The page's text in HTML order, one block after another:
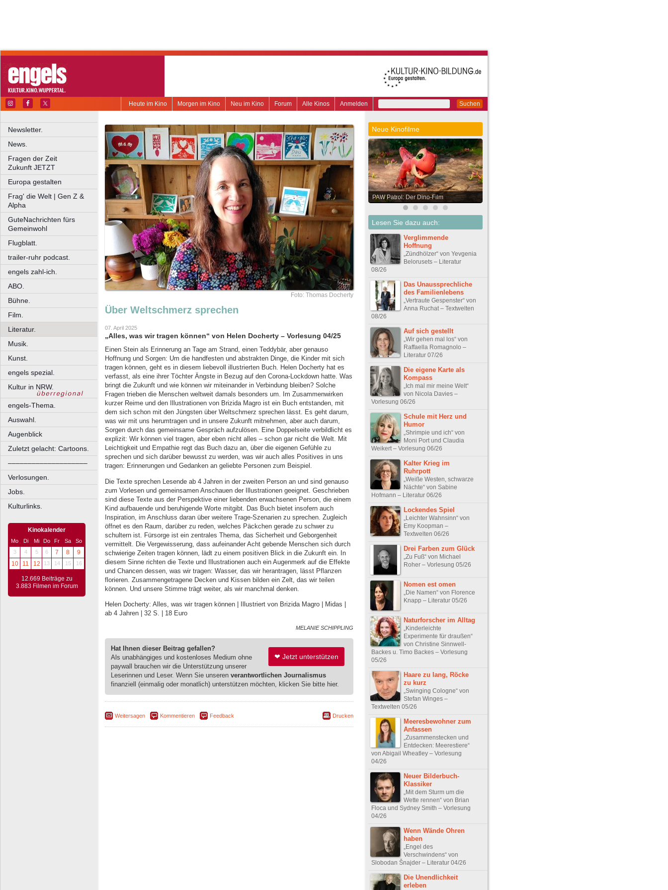
Suchen
Anmelden
Alle Kinos
Forum
Neu im Kino
Morgen im Kino
Heute im Kino
Newsletter.
News.
Fragen der Zeit
Zukunft JETZT
Europa gestalten
Frag' die Welt | Gen Z &
Alpha
GuteNachrichten fürs
Gemeinwohl
Flugblatt.
trailer-ruhr podcast.
engels zahl-ich.
ABO.
Bühne.
Film.
Literatur.
Musik.
Kunst.
engels spezial.
Kultur in NRW.
engels-Thema.
Auswahl.
Augenblick
Zuletzt gelacht: Cartoons.
––––––––––––––––––––
Verlosungen.
Jobs.
Kulturlinks.
Kinokalender
Mo Di Mi Do Fr Sa
So
3
4 5 6 7 8
9
10
11 12 13 14 15 16
12.669 Beiträge zu
3.883 Filmen im Forum
Foto: Thomas Docherty
Über Weltschmerz sprechen
07. April 2025
„Alles, was wir tragen können“ von Helen Docherty – Vorlesung 04/25
Einen Stein als Erinnerung an Tage am Strand, einen Teddybär, aber genauso
Hoffnung und Sorgen: Um die handfesten und abstrakten Dinge, die Kinder mit sich
tragen können, geht es in diesem liebevoll illustrierten Buch. Helen Docherty hat es
verfasst, als eine ihrer Töchter Ängste in Bezug auf den Corona-Lockdown hatte. Was
bringt die Zukunft und wie können wir miteinander in Verbindung bleiben? Solche
Fragen trieben die Menschen weltweit damals besonders um. Im Zusammenwirken
kurzer Reime und den Illustrationen von Brizida Magro ist ein Buch entstanden, mit
dem sich schon mit den Jüngsten über Weltschmerz sprechen lässt. Es geht darum,
was wir mit uns herumtragen und in unsere Zukunft mitnehmen, aber auch darum,
Sorgen durch das gemeinsame Gespräch aufzulösen. Eine Doppelseite verbildlicht es
explizit: Wir können viel tragen, aber eben nicht alles – schon gar nicht die Welt. Mit
Leichtigkeit und Empathie regt das Buch dazu an, über die eigenen Gefühle zu
sprechen und sich darüber bewusst zu werden, was wir auch alles Positives in uns
tragen: Erinnerungen und Gedanken an geliebte Personen zum Beispiel.
Die Texte sprechen Lesende ab 4 Jahren in der zweiten Person an und sind genauso
zum Vorlesen und gemeinsamen Anschauen der Illustrationen geeignet. Geschrieben
sind diese Texte aus der Perspektive einer liebenden erwachsenen Person, die einem
Kind aufbauende und beruhigende Worte mitgibt. Das Buch bietet insofern auch
Inspiration, im Anschluss daran über weitere Trage-Szenarien zu sprechen. Zugleich
öffnet es den Raum, darüber zu reden, welches Päckchen gerade zu schwer zu
schultern ist. Fürsorge ist ein zentrales Thema, das Sicherheit und Geborgenheit
vermittelt. Die Vergewisserung, dass aufeinander Acht gebende Menschen sich durch
schwierige Zeiten tragen können, lädt zu einem positiven Blick in die Zukunft ein. In
diesem Sinne richten die Texte und Illustrationen auch ein Augenmerk auf die Effekte
und Chancen dessen, was wir tragen: Wasser, das wir herantragen, lässt Pflanzen
florieren. Zusammengetragene Decken und Kissen bilden ein Zelt, das wir teilen
können. Und unsere Stimme trägt weiter, als wir manchmal denken.
Helen Docherty: Alles, was wir tragen können | Illustriert von Brizida Magro | Midas |
ab 4 Jahren | 32 S. | 18 Euro
MELANIE SCHIPPLING
❤ Jetzt unterstützen
Hat Ihnen dieser Beitrag gefallen?
Als unabhängiges und kostenloses Medium ohne
paywall brauchen wir die Unterstützung unserer
Leserinnen und Leser. Wenn Sie unseren verantwortlichen Journalismus
finanziell (einmalig oder monatlich) unterstützen möchten, klicken Sie bitte hier.
Weitersagen Kommentieren Feedback Drucken
Neue Kinofilme
PAW Patrol: Der Dino-Film
Lesen Sie dazu auch:
Verglimmende
Hoffnung
„Zündhölzer“ von Yevgenia
Belorusets – Literatur
08/26
Das Unaussprechliche
des Familienlebens
„Vertraute Gespenster“ von
Anna Ruchat – Textwelten
08/26
Auf sich gestellt
„Wir gehen mal los“ von
Raffaella Romagnolo –
Literatur 07/26
Die eigene Karte als
Kompass
„Ich mal mir meine Welt“
von Nicola Davies –
Vorlesung 06/26
Schule mit Herz und
Humor
„Shrimpie und ich“ von
Moni Port und Claudia
Weikert – Vorlesung 06/26
Kalter Krieg im
Ruhrpott
„Weiße Westen, schwarze
Nächte“ von Sabine
Hofmann – Literatur 06/26
Lockendes Spiel
„Leichter Wahnsinn“ von
Emy Koopman –
Textwelten 06/26
Drei Farben zum Glück
„Zu Fuß“ von Michael
Roher – Vorlesung 05/26
Nomen est omen
„Die Namen“ von Florence
Knapp – Literatur 05/26
Naturforscher im Alltag
„Kinderleichte
Experimente für draußen“
von Christine Sinnwell-
Backes u. Timo Backes – Vorlesung
05/26
Haare zu lang, Röcke
zu kurz
„Swinging Cologne“ von
Stefan Winges –
Textwelten 05/26
Meeresbewohner zum
Anfassen
„Zusammenstecken und
Entdecken: Meerestiere“
von Abigail Wheatley – Vorlesung
04/26
Neuer Bilderbuch-
Klassiker
„Mit dem Sturm um die
Wette rennen“ von Brian
Floca und Sydney Smith – Vorlesung
04/26
Wenn Wände Ohren
haben
„Engel des
Verschwindens“ von
Slobodan Šnajder – Literatur 04/26
Die Unendlichkeit
erleben